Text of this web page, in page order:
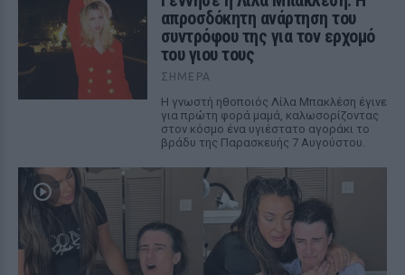
απροσδόκητη ανάρτηση του
συντρόφου της για τον ερχομό
του γιου τους
ΣΉΜΕΡΑ
Η γνωστή ηθοποιός Λίλα Μπακλέση έγινε
για πρώτη φορά μαμά, καλωσορίζοντας
στον κόσμο ένα υγιέστατο αγοράκι το
βράδυ της Παρασκευής 7 Αυγούστου.